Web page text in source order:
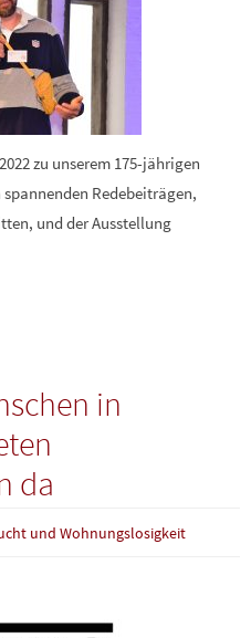
zu unserem 175-jährigen
Redebeiträgen,
und der Ausstellung
in
da
und Wohnungslosigkeit